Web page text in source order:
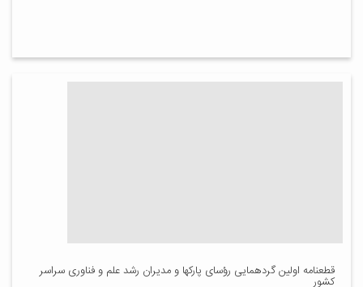
قطعنامه اولین گردهمایی رؤسای پارکها و مدیران رشد علم و فناوری سراسر
کشور